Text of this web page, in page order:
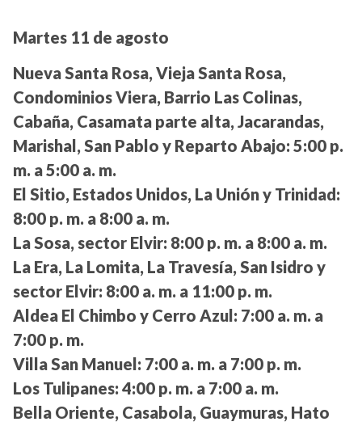
Martes 11 de agosto
Nueva Santa Rosa, Vieja Santa Rosa,
Condominios Viera, Barrio Las Colinas,
Cabaña, Casamata parte alta, Jacarandas,
Marishal, San Pablo y Reparto Abajo: 5:00 p.
m. a 5:00 a. m.
El Sitio, Estados Unidos, La Unión y Trinidad:
8:00 p. m. a 8:00 a. m.
La Sosa, sector Elvir: 8:00 p. m. a 8:00 a. m.
La Era, La Lomita, La Travesía, San Isidro y
sector Elvir: 8:00 a. m. a 11:00 p. m.
Aldea El Chimbo y Cerro Azul: 7:00 a. m. a
7:00 p. m.
Villa San Manuel: 7:00 a. m. a 7:00 p. m.
Los Tulipanes: 4:00 p. m. a 7:00 a. m.
Bella Oriente, Casabola, Guaymuras, Hato